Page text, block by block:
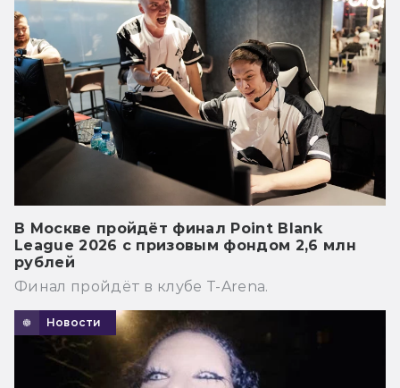
В Москве пройдёт финал Point Blank
League 2026 с призовым фондом 2,6 млн
рублей
Финал пройдёт в клубе T-Arena.
Новости